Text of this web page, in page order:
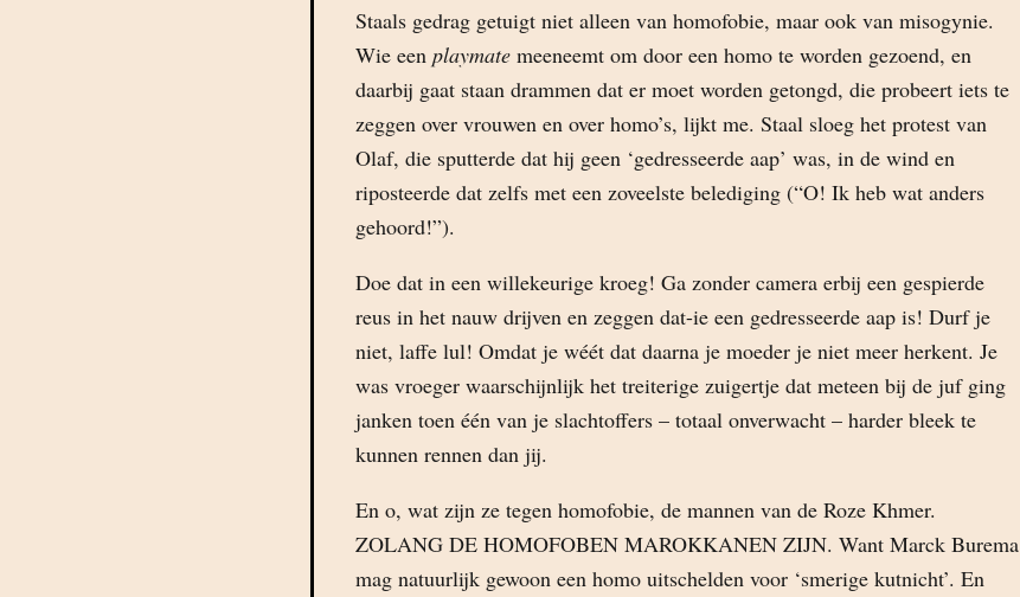
Staals gedrag getuigt niet alleen van homofobie, maar ook van misogynie.
Wie een playmate meeneemt om door een homo te worden gezoend, en
daarbij gaat staan drammen dat er moet worden getongd, die probeert iets te
zeggen over vrouwen en over homo’s, lijkt me. Staal sloeg het protest van
Olaf, die sputterde dat hij geen ‘gedresseerde aap’ was, in de wind en
riposteerde dat zelfs met een zoveelste belediging (“O! Ik heb wat anders
gehoord!”).
Doe dat in een willekeurige kroeg! Ga zonder camera erbij een gespierde
reus in het nauw drijven en zeggen dat-ie een gedresseerde aap is! Durf je
niet, laffe lul! Omdat je wéét dat daarna je moeder je niet meer herkent. Je
was vroeger waarschijnlijk het treiterige zuigertje dat meteen bij de juf ging
janken toen één van je slachtoffers – totaal onverwacht – harder bleek te
kunnen rennen dan jij.
En o, wat zijn ze tegen homofobie, de mannen van de Roze Khmer.
ZOLANG DE HOMOFOBEN MAROKKANEN ZIJN. Want Marck Burema
mag natuurlijk gewoon een homo uitschelden voor ‘smerige kutnicht’. En